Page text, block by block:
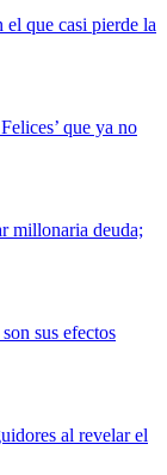
que casi pierde la
que ya no
millonaria deuda;
sus efectos
al revelar el